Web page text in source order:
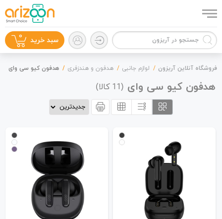
لوازم جانبی
سبد خرید 0
فروشگاه آنلاین آریزون لوازم جانبی هدفون و هندزفری هدفون کیو سی وای
هدفون کیو سی وای (
11 کالا)